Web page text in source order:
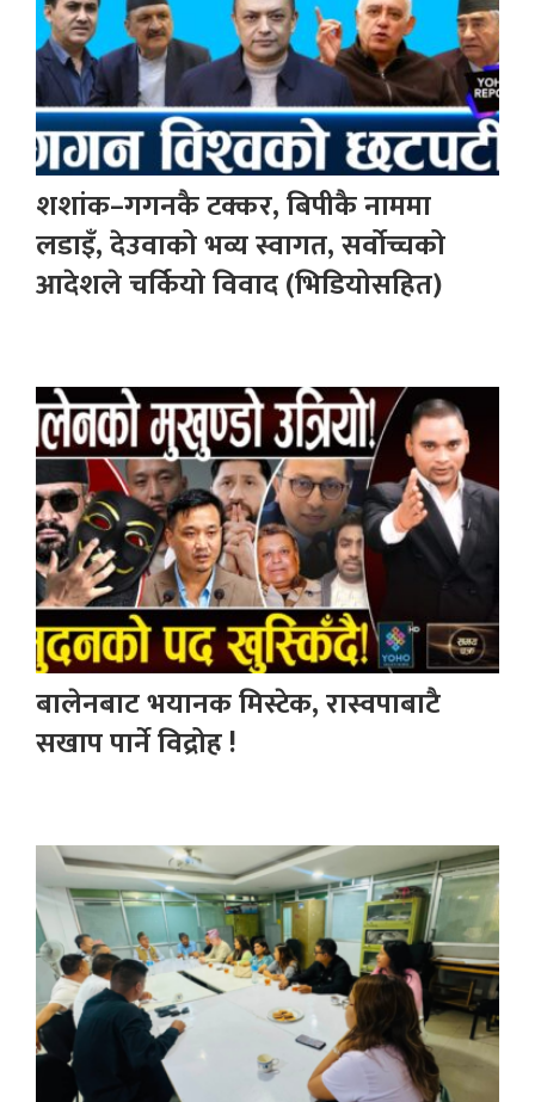
शशांक–गगनकै टक्कर, बिपीकै नाममा
लडाइँ, देउवाको भव्य स्वागत, सर्वोच्चको
आदेशले चर्कियो विवाद (भिडियोसहित)
बालेनबाट भयानक मिस्टेक, रास्वपाबाटै
सखाप पार्ने विद्रोह !